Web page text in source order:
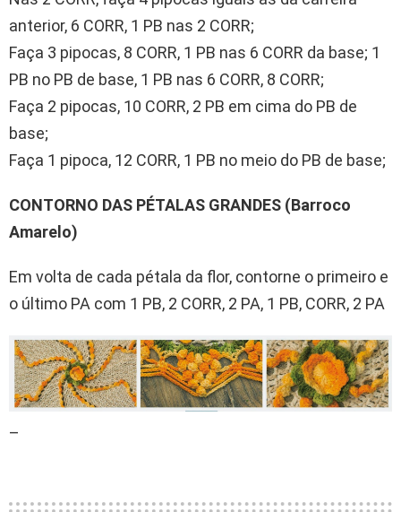
anterior, 6 CORR, 1 PB nas 2 CORR;
Faça 3 pipocas, 8 CORR, 1 PB nas 6 CORR da base; 1
PB no PB de base, 1 PB nas 6 CORR, 8 CORR;
Faça 2 pipocas, 10 CORR, 2 PB em cima do PB de
base;
Faça 1 pipoca, 12 CORR, 1 PB no meio do PB de base;
CONTORNO DAS PÉTALAS GRANDES (Barroco
Amarelo)
Em volta de cada pétala da flor, contorne o primeiro e
o último PA com 1 PB, 2 CORR, 2 PA, 1 PB, CORR, 2 PA
–